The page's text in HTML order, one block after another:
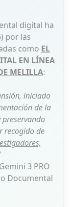
digital ha
por las
como EL
EN LÍNEA
MELILLA:
iniciado
de la
recogido de
Gemini 3 PRO
Documental